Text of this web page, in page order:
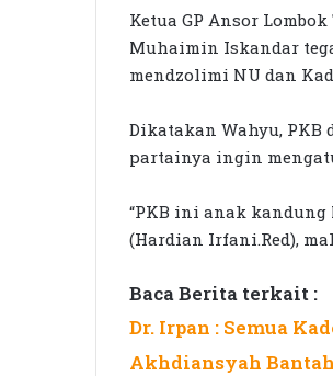
Ketua GP Ansor
Muhaimin Iskandar
mendzolimi NU dan
Dikatakan Wahyu,
partainya ingin
“PKB ini anak
(Hardian Irfani.Red),
Baca Berita terkait :
Dr. Irpan : Semua
Akhdiansyah